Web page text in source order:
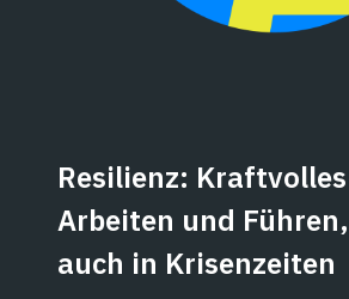
Resilienz: Kraftvolles
Arbeiten und Führen,
auch in Krisenzeiten